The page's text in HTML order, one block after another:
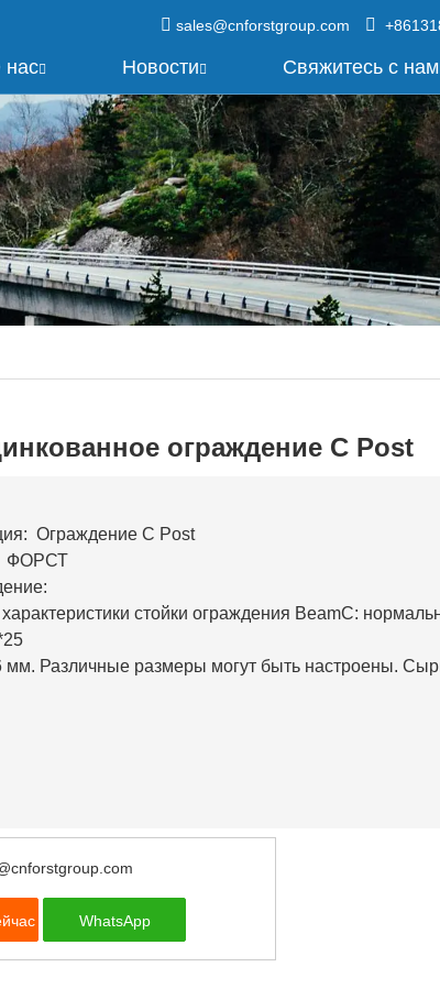
sales@cnforstgroup.com
Новости Свяжитесь с
ограждение C Post
Ограждение C Post
ФОРСТ
стойки ограждения BeamC:
Различные размеры могут быть настроены.
WhatsApp